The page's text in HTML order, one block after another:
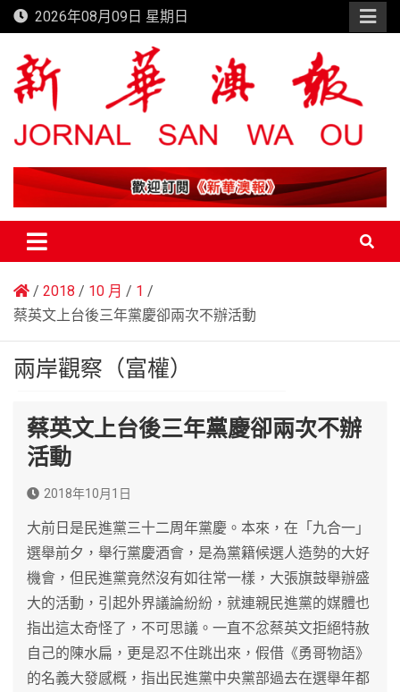
Skip
to
content
2026年08月09日 星期日
新華澳報
2018 10 月
1
蔡英文上台後三年黨慶卻兩次不辦活動
兩岸觀察（富權）
蔡英文上台後三年黨慶卻兩次不辦
活動
2018年10月1日
大前日是民進黨三十二周年黨慶。本來，在「九合一」
選舉前夕，舉行黨慶酒會，是為黨籍候選人造勢的大好
機會，但民進黨竟然沒有如往常一樣，大張旗鼓舉辦盛
大的活動，引起外界議論紛紛，就連親民進黨的媒體也
指出這太奇怪了，不可思議。一直不忿蔡英文拒絕特赦
自己的陳水扁，更是忍不住跳出來，假借《勇哥物語》
的名義大發感概，指出民進黨中央黨部過去在選舉年都